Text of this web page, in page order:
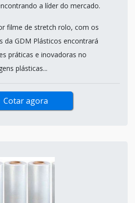
a líder do mercado.
filme de stretch rolo, com os
da GDM Plásticos encontrará
práticas e inovadoras no
plásticas...
Cotar agora